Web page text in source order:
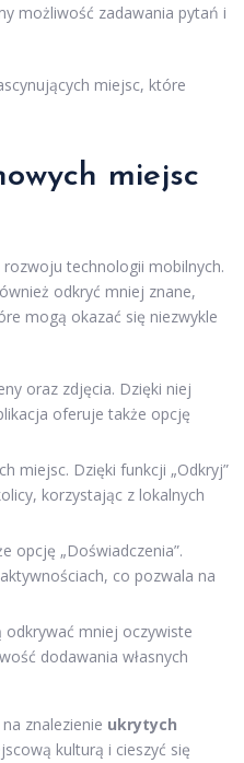
możliwość zadawania pytań i
miejsc, które
miejsc
technologii mobilnych.
odkryć mniej znane,
mogą okazać się niezwykle
oraz zdjęcia. Dzięki niej
oferuje także opcję
miejsc. Dzięki funkcji „Odkryj”
korzystając z lokalnych
opcję „Doświadczenia”.
co pozwala na
odkrywać mniej oczywiste
dodawania własnych
znalezienie ukrytych
kulturą i cieszyć się